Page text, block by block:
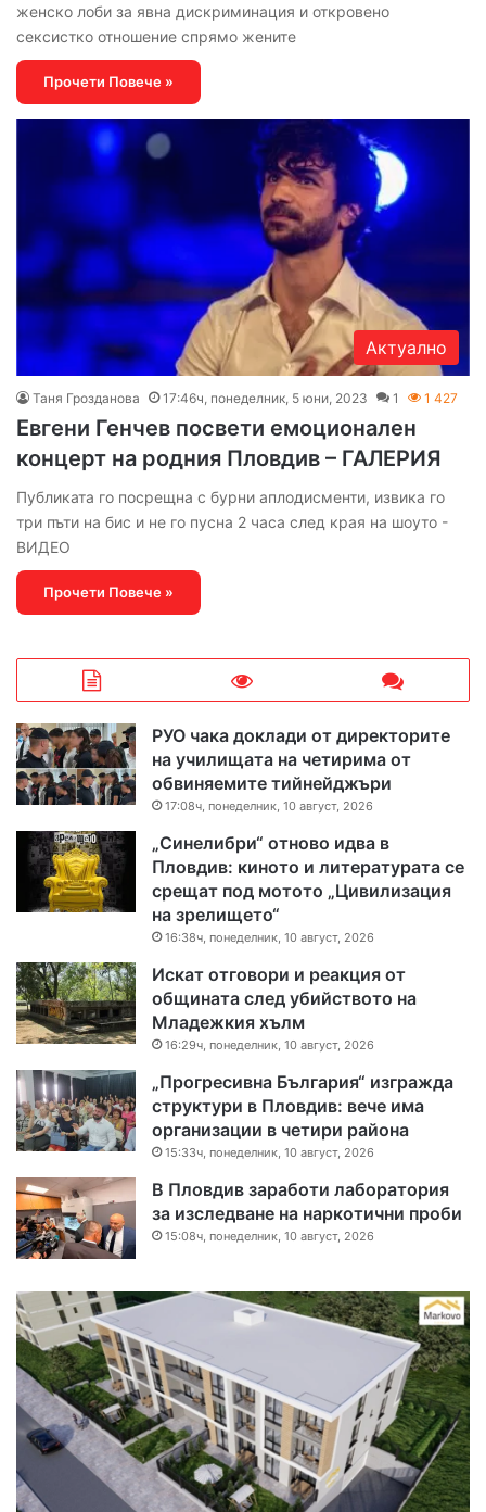
женско лоби за явна дискриминация и откровено
сексистко отношение спрямо жените
Прочети Повече »
Актуално
Таня Грозданова 17:46ч, понеделник, 5 юни, 2023 1 1 427
Евгени Генчев посвети емоционален
концерт на родния Пловдив – ГАЛЕРИЯ
Публиката го посрещна с бурни аплодисменти, извика го
три пъти на бис и не го пусна 2 часа след края на шоуто -
ВИДЕО
Прочети Повече »
РУО чака доклади от директорите
на училищата на четирима от
обвиняемите тийнейджъри
17:08ч, понеделник, 10 август, 2026
„Синелибри“ отново идва в
Пловдив: киното и литературата се
срещат под мотото „Цивилизация
на зрелището“
16:38ч, понеделник, 10 август, 2026
Искат отговори и реакция от
общината след убийството на
Младежкия хълм
16:29ч, понеделник, 10 август, 2026
„Прогресивна България“ изгражда
структури в Пловдив: вече има
организации в четири района
15:33ч, понеделник, 10 август, 2026
В Пловдив заработи лаборатория
за изследване на наркотични проби
15:08ч, понеделник, 10 август, 2026